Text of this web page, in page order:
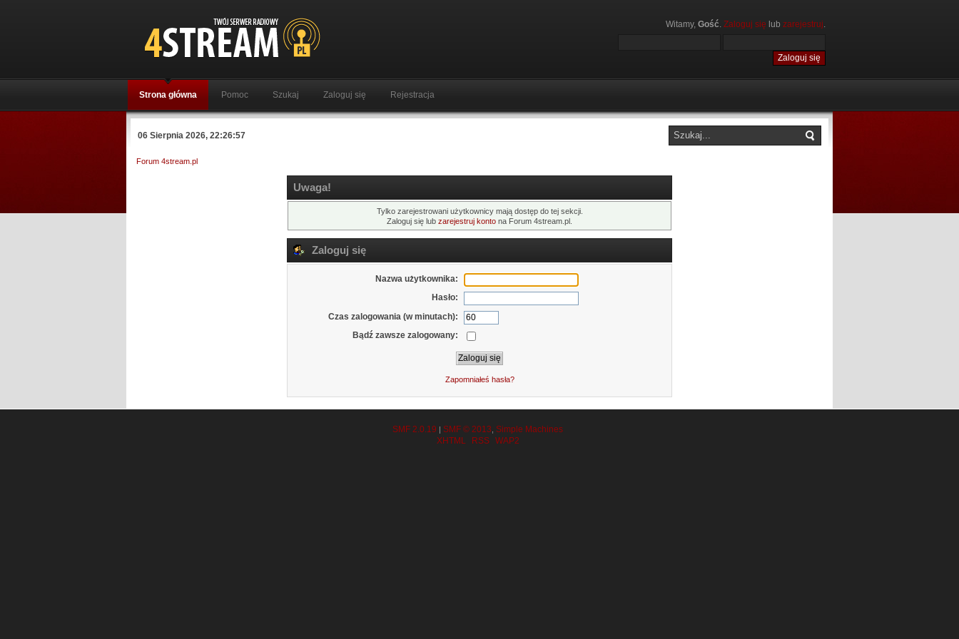
Witamy, Gość. Zaloguj się lub zarejestruj.
Strona główna Pomoc Szukaj Zaloguj się Rejestracja
06 Sierpnia 2026, 22:26:57
Forum 4stream.pl
Uwaga!
Tylko zarejestrowani użytkownicy mają dostęp do tej sekcji.
Zaloguj się lub zarejestruj konto na Forum 4stream.pl.
Zaloguj się
Nazwa użytkownika:
Hasło:
Czas zalogowania (w minutach):
Bądź zawsze zalogowany:
Zapomniałeś hasła?
SMF 2.0.19 | SMF © 2013 Simple Machines
XHTML
RSS WAP2